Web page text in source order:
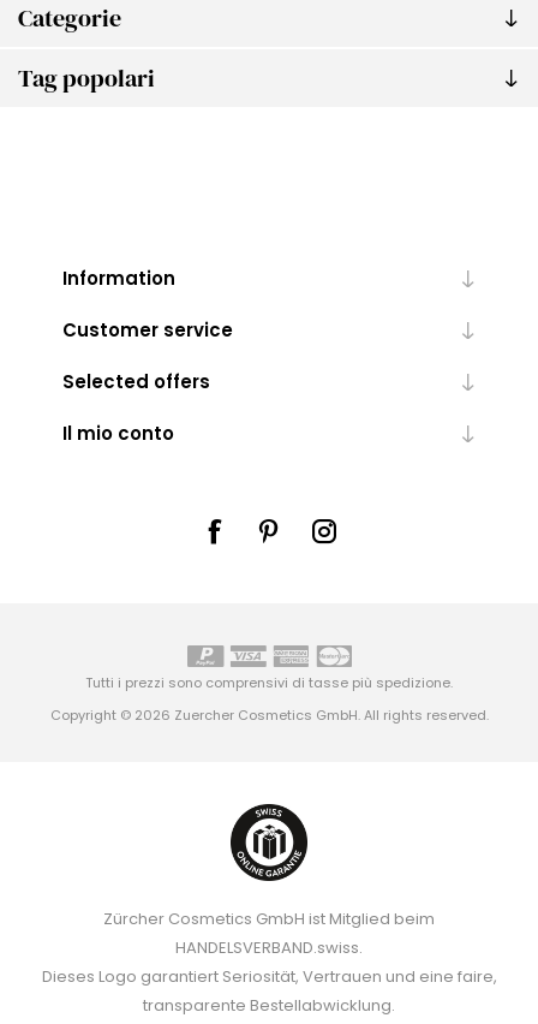
Categorie
Tag popolari
Information
Customer service
Selected offers
Il mio conto
Tutti i prezzi sono comprensivi di tasse più spedizione.
Copyright © 2026 Zuercher Cosmetics GmbH. All rights reserved.
Zürcher Cosmetics GmbH ist Mitglied beim
HANDELSVERBAND.swiss.
Dieses Logo garantiert Seriosität, Vertrauen und eine faire,
transparente Bestellabwicklung.